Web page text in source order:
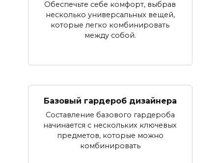
Обеспечьте себе комфорт, выбрав
несколько универсальных вещей,
которые легко комбинировать
между собой.
Базовый гардероб дизайнера
Составление базового гардероба
начинается с нескольких ключевых
предметов, которые можно
комбинировать